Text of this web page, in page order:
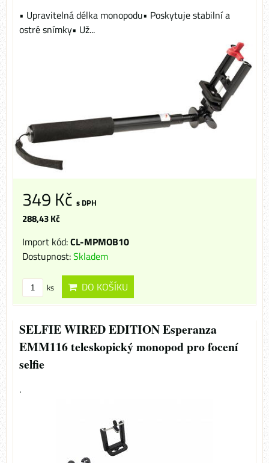
• Upravitelná délka monopodu• Poskytuje stabilní a
ostré snímky• Už...
349 Kč s DPH
288,43 Kč
Import kód:CL-MPMOB10
Dostupnost:Skladem
ks DO KOŠÍKU
SELFIE WIRED EDITION Esperanza
EMM116 teleskopický monopod pro focení
selfie
.